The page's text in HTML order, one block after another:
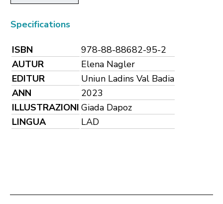
Specifications
ISBN
978-88-88682-95-2
AUTUR
Elena Nagler
EDITUR
Uniun Ladins Val Badia
ANN
2023
ILLUSTRAZIONI Giada Dapoz
LINGUA
LAD